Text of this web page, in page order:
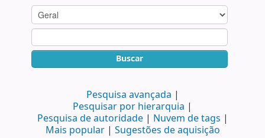
Buscar
Pesquisa avançada
Pesquisar por hierarquia
Pesquisa de autoridade
Nuvem de tags
Mais popular
Sugestões de aquisição